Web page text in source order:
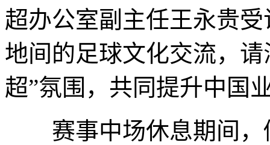
超办公室副主任王永贵
地间的足球文化交流，
超”氛围，共同提升中国
赛事中场休息期间，